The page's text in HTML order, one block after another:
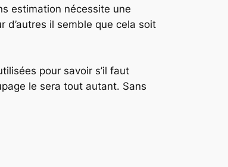
estimation nécessite une
il semble que cela soit
pour savoir s’il faut
le sera tout autant. Sans